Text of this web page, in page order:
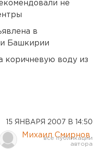
не
в
Башкирии
коричневую воду из
15 ЯНВАРЯ 2007 В 14:50
Михаил Смирнов